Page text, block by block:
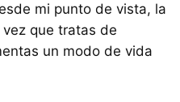
mi punto de vista, la
que tratas de
un modo de vida